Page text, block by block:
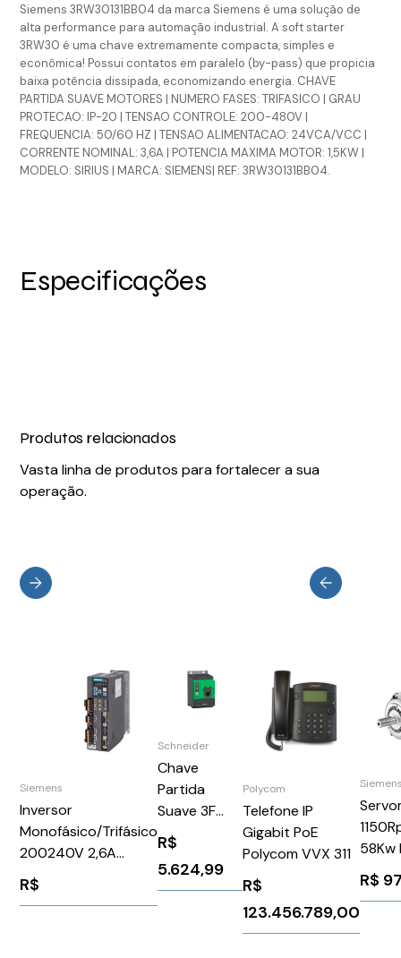
Siemens 3RW30131BB04 da marca Siemens é uma solução de
alta performance para automação industrial. A soft starter
3RW30 é uma chave extremamente compacta, simples e
econômica! Possui contatos em paralelo (by-pass) que propicia
baixa potência dissipada, economizando energia. CHAVE
PARTIDA SUAVE MOTORES | NUMERO FASES: TRIFASICO | GRAU
PROTECAO: IP-20 | TENSAO CONTROLE: 200-480V |
FREQUENCIA: 50/60 HZ | TENSAO ALIMENTACAO: 24VCA/VCC |
CORRENTE NOMINAL: 3,6A | POTENCIA MAXIMA MOTOR: 1,5KW |
MODELO: SIRIUS | MARCA: SIEMENS| REF: 3RW30131BB04.
Especificações
Produtos relacionados
Vasta linha de produtos para fortalecer a sua
operação.
Siemens
Inversor
Monofásico/Trifásico
200240V 2,6A
0,4Kw Sinamics V90
Siemens
R$
Schneider
Chave
Partida
Suave 3F
208-690V
17A 110-
230V
ATS480D17Y
R$
5.624,99
Polycom
Telefone IP
Gigabit PoE
Polycom VVX 311
R$
123.456.789,00
58Kw
R$